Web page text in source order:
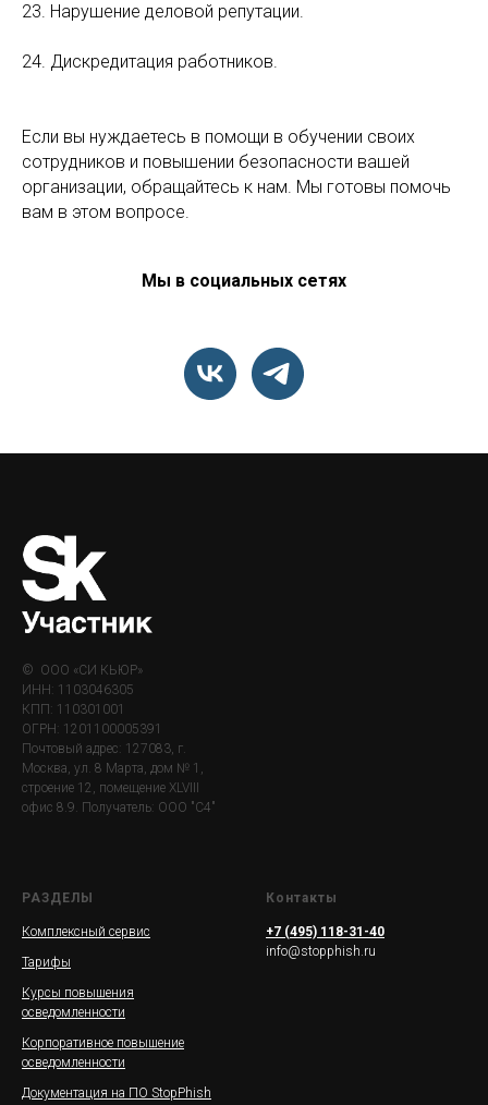
23. Нарушение деловой репутации.
24. Дискредитация работников.
Если вы нуждаетесь в помощи в обучении своих
сотрудников и повышении безопасности вашей
организации, обращайтесь к нам. Мы готовы помочь
вам в этом вопросе.
Мы в социальных сетях
© ООО «СИ КЬЮР»
ИНН: 1103046305
КПП: 110301001
ОГРН: 1201100005391
Почтовый адрес: 127083, г.
Москва, ул. 8 Марта, дом № 1,
строение 12, помещение XLVIII
офис 8.9. Получатель: ООО "С4"
РАЗДЕЛЫ
Комплексный сервис
Тарифы
Курсы повышения
осведомленности
Корпоративное повышение
осведомленности
Документация на ПО StopPhish
Контакты
+7 (495) 118-31-40
info@stopphish.ru